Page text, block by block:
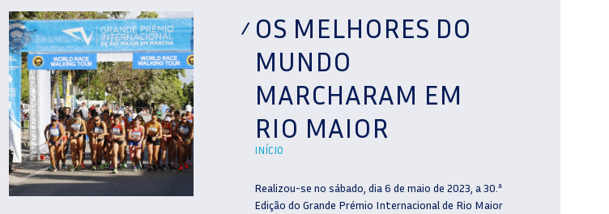
OS MELHORES DO
MUNDO
MARCHARAM EM
RIO MAIOR
INÍCIO
Realizou-se no sábado, dia 6 de maio de 2023, a 30.ª
Edição do Grande Prémio Internacional de Rio Maior